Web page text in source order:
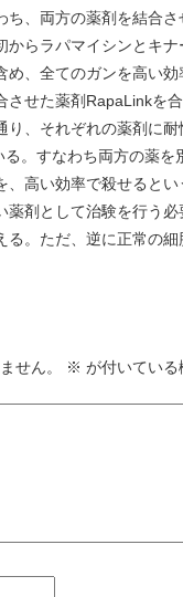
、両方の薬剤を結合
らラパマイシンとキ
、全てのガンを高い
せた薬剤RapaLinkを
、それぞれの薬剤に
。すなわち両方の薬
、高い効率で殺せるとい
として治験を行う必
。ただ、逆に正常の
せん。 ※ が付いてい